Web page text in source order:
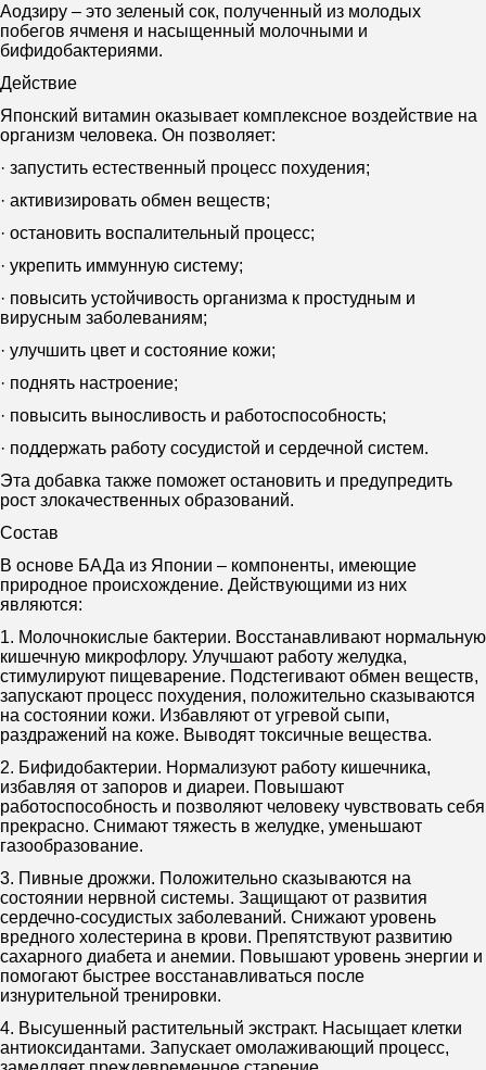
Аодзиру – это зеленый сок, полученный из молодых
побегов ячменя и насыщенный молочными и
бифидобактериями.
Действие
Японский витамин оказывает комплексное воздействие на
организм человека. Он позволяет:
· запустить естественный процесс похудения;
· активизировать обмен веществ;
· остановить воспалительный процесс;
· укрепить иммунную систему;
· повысить устойчивость организма к простудным и
вирусным заболеваниям;
· улучшить цвет и состояние кожи;
· поднять настроение;
· повысить выносливость и работоспособность;
· поддержать работу сосудистой и сердечной систем.
Эта добавка также поможет остановить и предупредить
рост злокачественных образований.
Состав
В основе БАДа из Японии – компоненты, имеющие
природное происхождение. Действующими из них
являются:
1. Молочнокислые бактерии. Восстанавливают нормальную
кишечную микрофлору. Улучшают работу желудка,
стимулируют пищеварение. Подстегивают обмен веществ,
запускают процесс похудения, положительно сказываются
на состоянии кожи. Избавляют от угревой сыпи,
раздражений на коже. Выводят токсичные вещества.
2. Бифидобактерии. Нормализуют работу кишечника,
избавляя от запоров и диареи. Повышают
работоспособность и позволяют человеку чувствовать себя
прекрасно. Снимают тяжесть в желудке, уменьшают
газообразование.
3. Пивные дрожжи. Положительно сказываются на
состоянии нервной системы. Защищают от развития
сердечно-сосудистых заболеваний. Снижают уровень
вредного холестерина в крови. Препятствуют развитию
сахарного диабета и анемии. Повышают уровень энергии и
помогают быстрее восстанавливаться после
изнурительной тренировки.
4. Высушенный растительный экстракт. Насыщает клетки
антиоксидантами. Запускает омолаживающий процесс,